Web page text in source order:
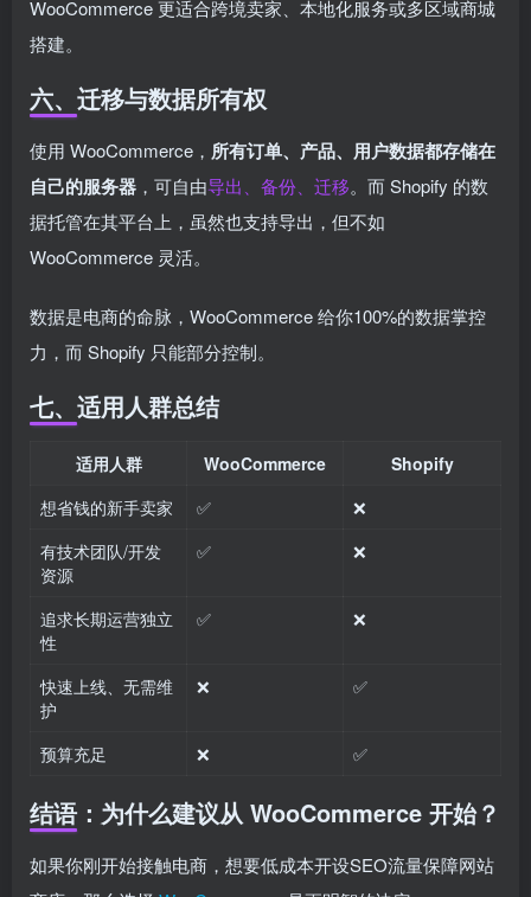
WooCommerce 更适合跨境卖家、本地化服务或多区域商城
搭建。
六、迁移与数据所有权
使用 WooCommerce， 所有订单、产品、用户数据都存储在
自己的服务器 ，可自由导出、备份、迁移。而 Shopify 的数
据托管在其平台上，虽然也支持导出，但不如
WooCommerce 灵活。
数据是电商的命脉，WooCommerce 给你100%的数据掌控
力，而 Shopify 只能部分控制。
七、适用人群总结
适用人群 WooCommerce
Shopify
想省钱的新手卖家
✅
❌
有技术团队/开发
资源
✅ ❌
追求长期运营独立
性
✅ ❌
快速上线、无需维
护
❌ ✅
预算充足 ❌ ✅
结语：为什么建议从 WooCommerce 开始？
如果你刚开始接触电商，想要低成本开设SEO流量保障网站